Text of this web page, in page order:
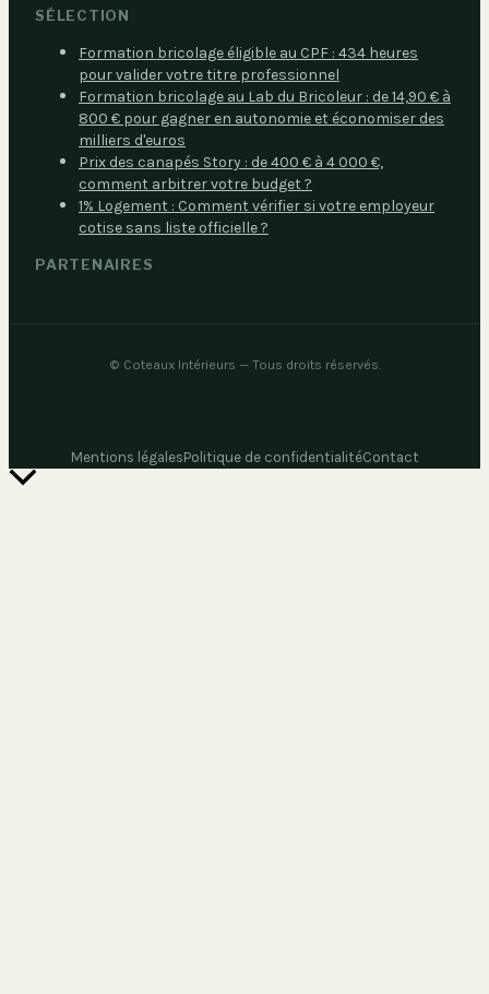
SÉLECTION
Formation bricolage éligible au CPF : 434 heures
pour valider votre titre professionnel
Formation bricolage au Lab du Bricoleur : de 14,90 € à
800 € pour gagner en autonomie et économiser des
milliers d'euros
Prix des canapés Story : de 400 € à 4 000 €,
comment arbitrer votre budget ?
1% Logement : Comment vérifier si votre employeur
cotise sans liste officielle ?
PARTENAIRES
© Coteaux Intérieurs — Tous droits réservés.
Mentions légalesPolitique de confidentialitéContact